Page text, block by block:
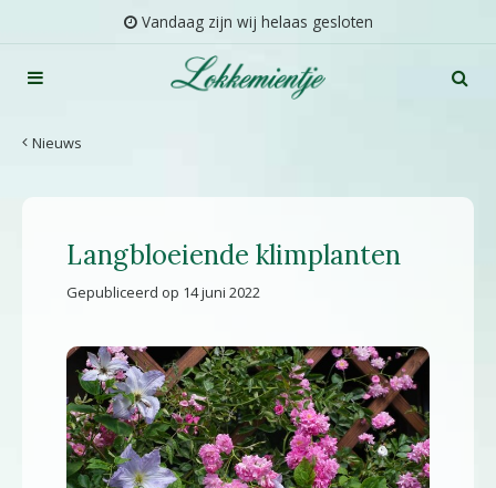
Nieuws
Vandaag zijn wij helaas gesloten
Langbloeiende klimplanten
Gepubliceerd op 14 juni 2022